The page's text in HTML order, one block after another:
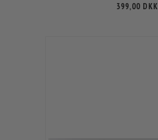
399,00 DKK